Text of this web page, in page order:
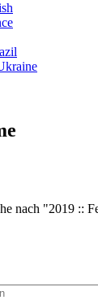
nach "2019 ::